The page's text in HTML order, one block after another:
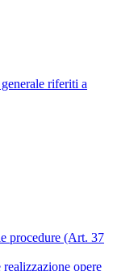
riferiti a
procedure (Art. 37
opere